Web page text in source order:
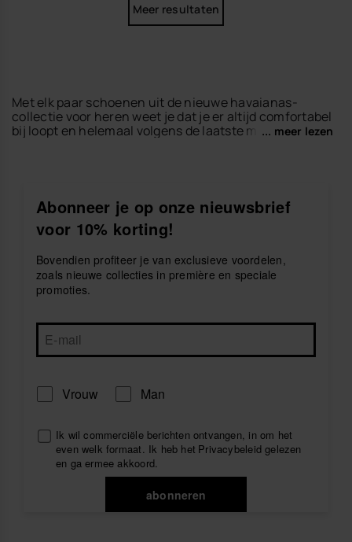
Meer resultaten
Met elk paar schoenen uit de nieuwe havaianas-
collectie voor heren weet je dat je er altijd comfortabel
bij loopt en helemaal volgens de laatste mode. We
daarmee ook je eigen persoonlijkheid weerspiegelen.
Draag de nieuwste havaianas-
‘Gemaakt in Brazilië’ als je naar het strand gaat, naar
het zwembad of gewoon als je iets gaat drinken met
vrienden. Stap in een paar espadrillesen geef je
zomerlook een elegant tintje door je ogen te
beschermen met een havaianas-
Seizoen na seizoen zorgt havaianas Brasil er niet
alleen voor dat je er trendy uitziet, maar ook dat je on-
trend bent met de nieuwe en originele modellen voor
... meer lezen
Abonneer je op onze nieuwsbrief
voor 10% korting!
Bovendien profiteer je van exclusieve voordelen,
zoals nieuwe collecties in première en speciale
promoties.
Vrouw Man
Ik wil commerciële berichten ontvangen, in om het
even welk formaat. Ik heb het Privacybeleid gelezen
en ga ermee akkoord.
abonneren